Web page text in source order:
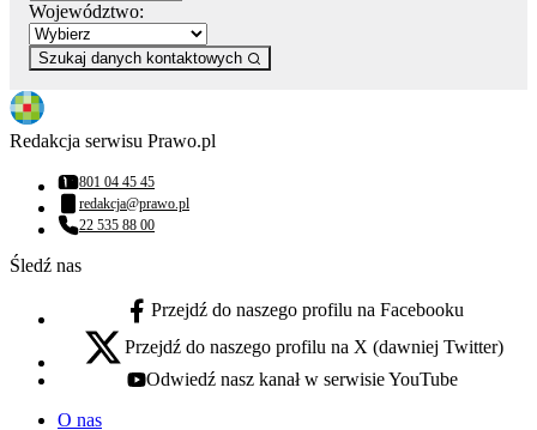
Województwo:
Szukaj danych kontaktowych
Redakcja serwisu Prawo.pl
Numer telefonu:
801 04 45 45
Adres email:
redakcja@prawo.pl
Numer telefonu:
22 535 88 00
Śledź nas
facebook - otwiera się w nowej karcie
Przejdź do naszego profilu na Facebooku
x - otwiera się w nowej karcie
Przejdź do naszego profilu na X (dawniej Twitter)
youtube - otwiera się w nowej karcie
Odwiedź nasz kanał w serwisie YouTube
O nas